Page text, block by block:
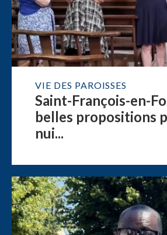
VIE DES PAROISSES
Saint-François-en-
belles propositions
nui...